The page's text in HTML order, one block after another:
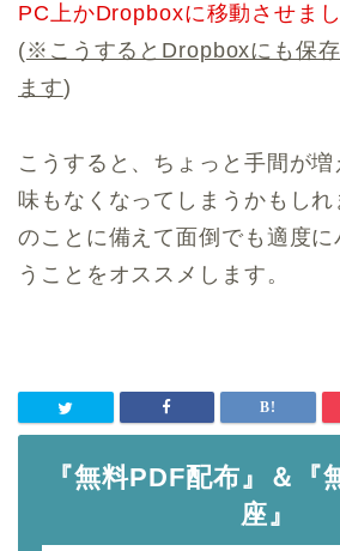
PC上かDropboxに移動させま
(※こうするとDropboxにも保
ます)
こうすると、ちょっと手間が
味もなくなってしまうかもし
のことに備えて面倒でも適度
うことをオススメします。
『無料PDF配布』＆『
座』